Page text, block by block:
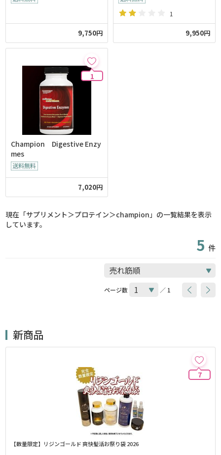
9,750円
1
9,950円
1
Champion Digestive Enzy
mes
7,020円
現在「サプリメント＞プロテイン＞champion」の一覧結果を表示
しています。
5 件
ページ数 ／ 1
新商品
7
【数量限定】リジンゴールド 爽快髪活お祭り袋 2026